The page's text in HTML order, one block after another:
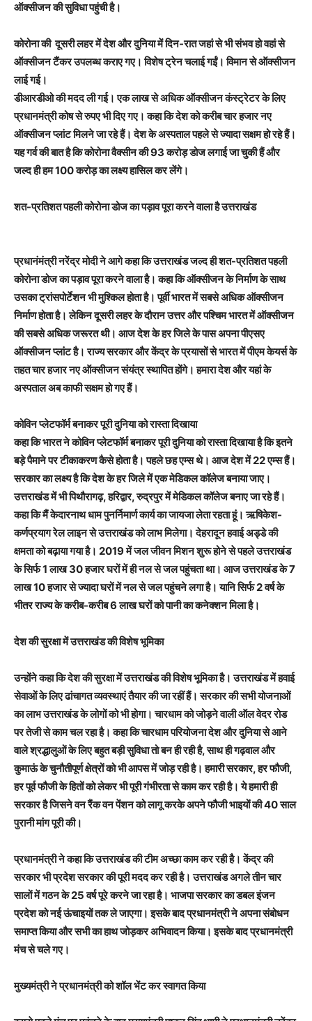
ऑक्सीजन की सुविधा पहुंची है।
कोरोना की दूसरी लहर में देश और दुनिया में दिन-रात जहां से भी संभव हो वहां से
ऑक्सीजन टैंकर उपलब्ध कराए गए। विशेष ट्रेन चलाई गईं। विमान से ऑक्सीजन
लाई गई।
डीआरडीओ की मदद ली गई। एक लाख से अधिक ऑक्सीजन कंस्ट्रेटर के लिए
प्रधानमंत्री कोष से रुपए भी दिए गए। कहा कि देश को करीब चार हजार नए
ऑक्सीजन प्लांट मिलने जा रहे हैं। देश के अस्पताल पहले से ज्यादा सक्षम हो रहे हैं।
यह गर्व की बात है कि कोरोना वैक्सीन की 93 करोड़ डोज लगाई जा चुकी हैं और
जल्द ही हम 100 करोड़ का लक्ष्य हासिल कर लेंगे।
शत-प्रतिशत पहली कोरोना डोज का पड़ाव पूरा करने वाला है उत्तराखंड
प्रधानंमंत्री नरेंद्र मोदी ने आगे कहा कि उत्तराखंड जल्द ही शत-प्रतिशत पहली
कोरोना डोज का पड़ाव पूरा करने वाला है। कहा कि ऑक्सीजन के निर्माण के साथ
उसका ट्रांसपोर्टेशन भी मुश्किल होता है। पूर्वी भारत में सबसे अधिक ऑक्सीजन
निर्माण होता है। लेकिन दूसरी लहर के दौरान उत्तर और पश्चिम भारत में ऑक्सीजन
की सबसे अधिक जरूरत थी। आज देश के हर जिले के पास अपना पीएसए
ऑक्सीजन प्लांट है। राज्य सरकार और केंद्र के प्रयासों से भारत में पीएम केयर्स के
तहत चार हजार नए ऑक्सीजन संयंत्र स्थापित होंगे। हमारा देश और यहां के
अस्पताल अब काफी सक्षम हो गए हैं।
कोविन प्लेटफॉर्म बनाकर पूरी दुनिया को रास्ता दिखाया
कहा कि भारत ने कोविन प्लेटफॉर्म बनाकर पूरी दुनिया को रास्ता दिखाया है कि इतने
बड़े पैमाने पर टीकाकरण कैसे होता है। पहले छह एम्स थे। आज देश में 22 एम्स हैं।
सरकार का लक्ष्य है कि देश के हर जिले में एक मेडिकल कॉलेज बनाया जाए।
उत्तराखंड में भी पिथौरागढ़, हरिद्वार, रुद्रपुर में मेडिकल कॉलेज बनाए जा रहे हैं।
कहा कि मैं केदारनाथ धाम पुनर्निमार्ण कार्य का जायजा लेता रहता हूं। ऋषिकेश-
कर्णप्रयाग रेल लाइन से उत्तराखंड को लाभ मिलेगा। देहरादून हवाई अड्डे की
क्षमता को बढ़ाया गया है। 2019 में जल जीवन मिशन शुरू होने से पहले उत्तराखंड
के सिर्फ 1 लाख 30 हजार घरों में ही नल से जल पहुंचता था। आज उत्तराखंड के 7
लाख 10 हजार से ज्यादा घरों में नल से जल पहुंचने लगा है। यानि सिर्फ 2 वर्ष के
भीतर राज्य के करीब-करीब 6 लाख घरों को पानी का कनेक्शन मिला है।
देश की सुरक्षा में उत्तराखंड की विशेष भूमिका
उन्होंने कहा कि देश की सुरक्षा में उत्तराखंड की विशेष भूमिका है। उत्तराखंड में हवाई
सेवाओं के लिए ढांचागत व्यवस्थाएं तैयार की जा रहीं हैं। सरकार की सभी योजनाओं
का लाभ उत्तराखंड के लोगों को भी होगा। चारधाम को जोड़ने वाली ऑल वेदर रोड
पर तेजी से काम चल रहा है। कहा कि चारधाम परियोजना देश और दुनिया से आने
वाले श्रद्धालुओं के लिए बहुत बड़ी सुविधा तो बन ही रही है, साथ ही गढ़वाल और
कुमाऊं के चुनौतीपूर्ण क्षेत्रों को भी आपस में जोड़ रही है। हमारी सरकार, हर फौजी,
हर पूर्व फौजी के हितों को लेकर भी पूरी गंभीरता से काम कर रही है। ये हमारी ही
सरकार है जिसने वन रैंक वन पेंशन को लागू करके अपने फौजी भाइयों की 40 साल
पुरानी मांग पूरी की।
प्रधानमंत्री ने कहा कि उत्तराखंड की टीम अच्छा काम कर रही है। केंद्र की
सरकार भी प्रदेश सरकार की पूरी मदद कर रही है। उत्तराखंड अगले तीन चार
सालों में गठन के 25 वर्ष पूरे करने जा रहा है। भाजपा सरकार का डबल इंजन
प्रदेश को नई ऊंचाइयों तक ले जाएगा। इसके बाद प्रधानमंत्री ने अपना संबोधन
समाप्त किया और सभी का हाथ जोड़कर अभिवादन किया। इसके बाद प्रधानमंत्री
मंच से चले गए।
मुख्यमंत्री ने प्रधानमंत्री को शॉल भेंट कर स्वागत किया